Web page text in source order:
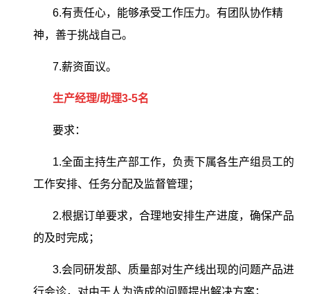
6.有责任心，能够承受工作压力。有团队协作精
神，善于挑战自己。
7.薪资面议。
生产经理/助理3-5名
要求：
1.全面主持生产部工作，负责下属各生产组员工的
工作安排、任务分配及监督管理；
2.根据订单要求，合理地安排生产进度，确保产品
的及时完成；
3.会同研发部、质量部对生产线出现的问题产品进
行会诊，对由于人为造成的问题提出解决方案；